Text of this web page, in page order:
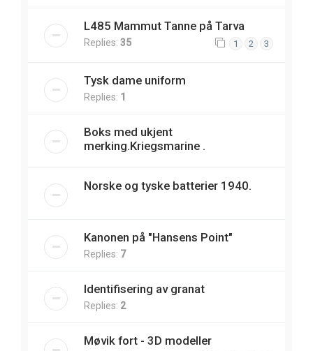
L485 Mammut Tanne på Tarva
Replies: 35 1 2 3
Tysk dame uniform
Replies: 1
Boks med ukjent
merking.Kriegsmarine .
Norske og tyske batterier 1940.
Kanonen på "Hansens Point"
Replies: 7
Identifisering av granat
Replies: 2
Møvik fort - 3D modeller